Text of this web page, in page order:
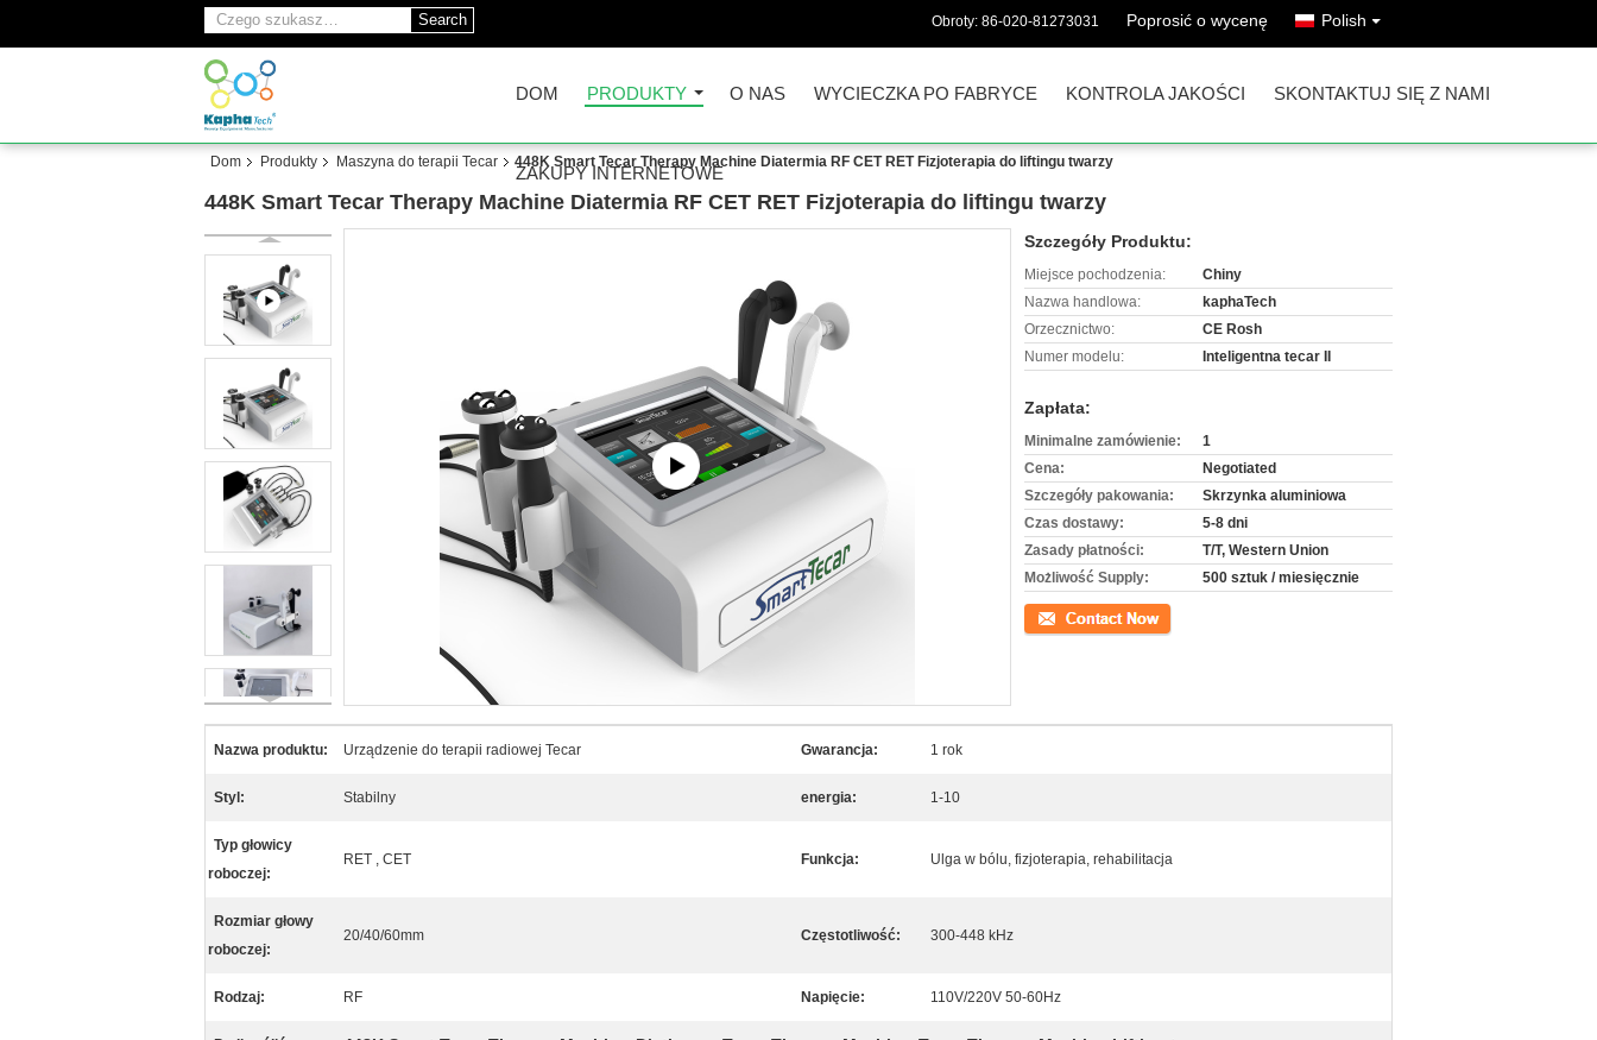
Search Obroty: 86-020-81273031 Poprosić o wycenę Polish
DOM PRODUKTY O NAS WYCIECZKA PO FABRYCE KONTROLA JAKOŚCI SKONTAKTUJ SIĘ Z NAMI
ZAKUPY INTERNETOWE
Dom Produkty Maszyna do terapii Tecar 448K Smart Tecar Therapy Machine Diatermia RF CET RET Fizjoterapia do liftingu twarzy
448K Smart Tecar Therapy Machine Diatermia RF CET RET Fizjoterapia do liftingu twarzy
Szczegóły Produktu:
Miejsce pochodzenia:
Chiny
Nazwa handlowa:
kaphaTech
Orzecznictwo:
CE Rosh
Numer modelu:
Inteligentna tecar II
Zapłata:
Minimalne zamówienie:
1
Cena:
Negotiated
Szczegóły pakowania:
Skrzynka aluminiowa
Czas dostawy:
5-8 dni
Zasady płatności:
T/T, Western Union
Możliwość Supply:
500 sztuk / miesięcznie
Kontakt
Nazwa produktu: Urządzenie do terapii radiowej Tecar Gwarancja: 1 rok
Styl: Stabilny energia: 1-10
Typ głowicy
roboczej:
RET , CET Funkcja: Ulga w bólu, fizjoterapia, rehabilitacja
Rozmiar głowy
roboczej:
20/40/60mm Częstotliwość: 300-448 kHz
Rodzaj: RF Napięcie: 110V/220V 50-60Hz